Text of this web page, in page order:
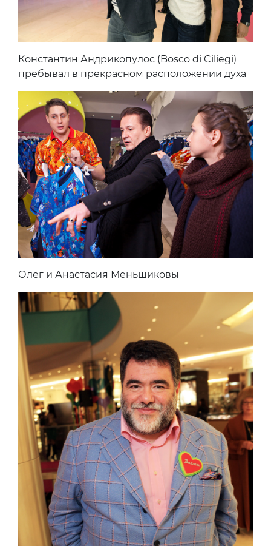
Константин Андрикопулос (Bosco di Ciliegi)
пребывал в прекрасном расположении духа
Олег и Анастасия Меньшиковы